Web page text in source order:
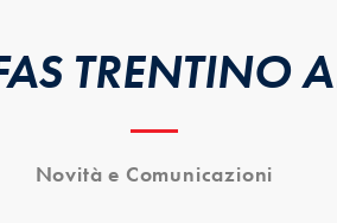
TRENTINO
Novità e Comunicazioni